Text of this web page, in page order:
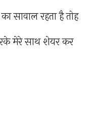
सावाल रहता है तोह
मेरे साथ शेयर कर